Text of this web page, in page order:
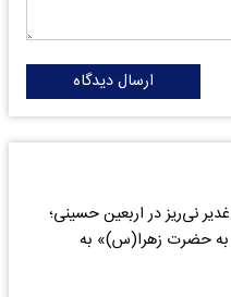
ارسال دیدگاه
نی‌ریز در اربعین حسینی؛
حضرت زهرا(س)» به